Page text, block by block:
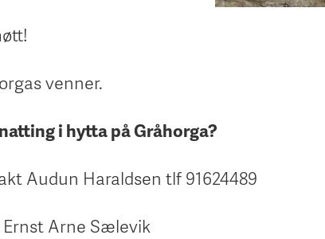
venner.
i hytta på Gråhorga?
Audun Haraldsen tlf 91624489
Ernst Arne Sælevik